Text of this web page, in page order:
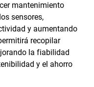
mantenimiento
sensores,
y aumentando
recopilar
la fiabilidad
y el ahorro